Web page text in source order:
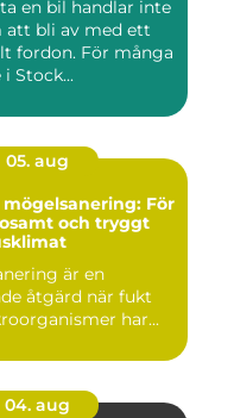
en bil handlar inte
att bli av med ett
fordon. För många
Stock...
05. aug
För
och tryggt
är en
åtgärd när fukt
har...
04. aug